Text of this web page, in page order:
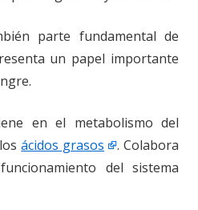
parte fundamental de
un papel importante
en el metabolismo del
losácidos grasos
. Colabora
del sistema